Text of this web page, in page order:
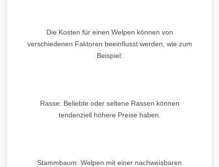
Die Kosten für einen Welpen können von
verschiedenen Faktoren beeinflusst werden, wie zum
Beispiel:
Rasse: Beliebte oder seltene Rassen können
tendenziell höhere Preise haben.
Stammbaum: Welpen mit einer nachweisbaren